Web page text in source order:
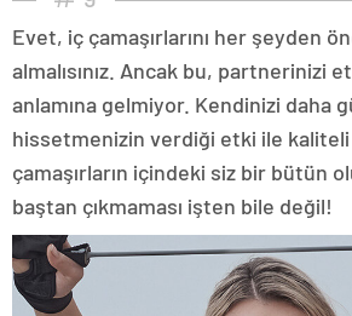
Evet, iç çamaşırlarını her şeyden
almalısınız. Ancak bu, partnerinizi
anlamına gelmiyor. Kendinizi daha
hissetmenizin verdiği etki ile
çamaşırların içindeki siz bir bütün
baştan çıkmaması işten bile değil!